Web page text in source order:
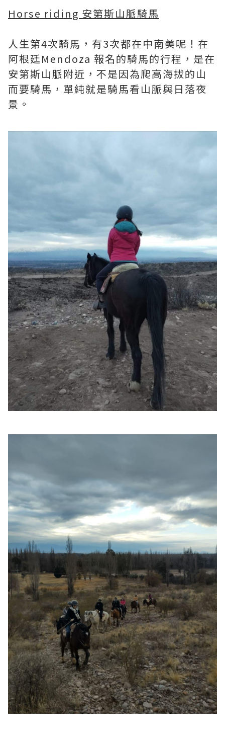
Horse riding 安第斯山脈騎馬
人生第4次騎馬，有3次都在中南美呢！在
阿根廷Mendoza 報名的騎馬的行程，是在
安第斯山脈附近，不是因為爬高海拔的山
而要騎馬，單純就是騎馬看山脈與日落夜
景。